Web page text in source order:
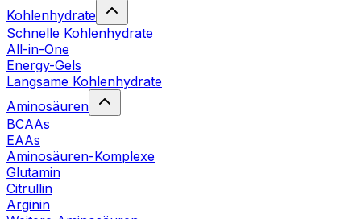
Kohlenhydrate
Schnelle Kohlenhydrate
All-in-One
Energy-Gels
Langsame Kohlenhydrate
Aminosäuren
BCAAs
EAAs
Aminosäuren-Komplexe
Glutamin
Citrullin
Arginin